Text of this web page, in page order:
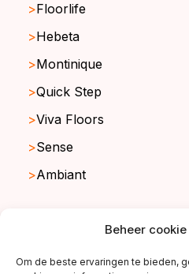
Beheer
Om de beste ervaringen te bieden,
Floorlife
Hebeta
Montinique
Quick Step
Viva Floors
Sense
Ambiant